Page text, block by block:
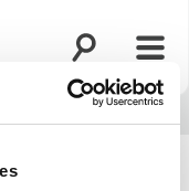
Otevřít